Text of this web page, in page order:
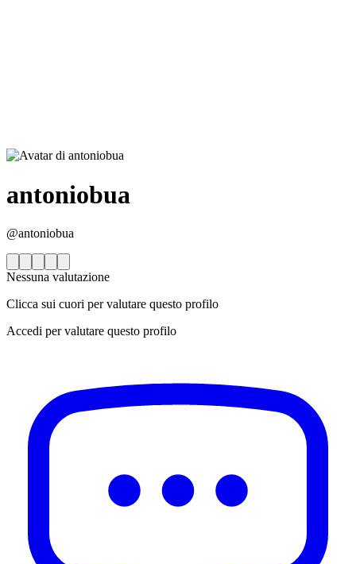
antoniobua
@antoniobua
Nessuna valutazione
Clicca sui cuori per valutare questo profilo
Accedi per valutare questo profilo